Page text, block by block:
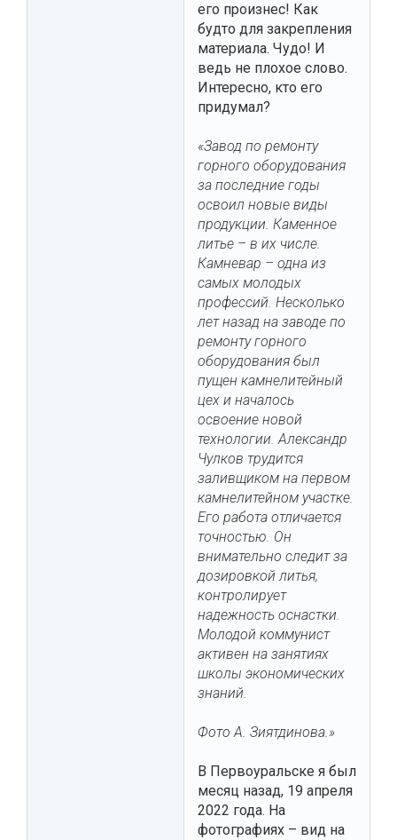
его произнес! Как
будто для закрепления
материала. Чудо! И
ведь не плохое слово.
Интересно, кто его
придумал?
«Завод по ремонту
горного оборудования
за последние годы
освоил новые виды
продукции. Каменное
литье – в их числе.
Камневар – одна из
самых молодых
профессий. Несколько
лет назад на заводе по
ремонту горного
оборудования был
пущен камнелитейный
цех и началось
освоение новой
технологии. Александр
Чулков трудится
заливщиком на первом
камнелитейном участке.
Его работа отличается
точностью. Он
внимательно следит за
дозировкой литья,
контролирует
надежность оснастки.
Молодой коммунист
активен на занятиях
школы экономических
знаний.
Фото А. Зиятдинова.»
В Первоуральске я был
месяц назад, 19 апреля
2022 года. На
фотографиях – вид на